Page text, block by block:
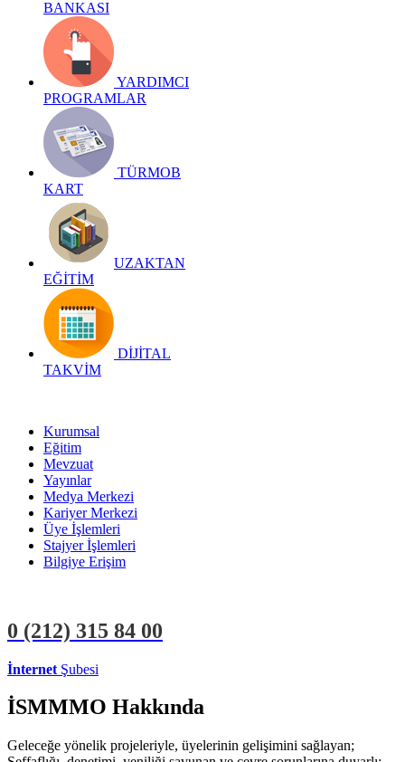
BANKASI
YARDIMCI
PROGRAMLAR
TÜRMOB
KART
UZAKTAN
EĞİTİM
DİJİTAL
TAKVİM
Kurumsal
Eğitim
Mevzuat
Yayınlar
Medya Merkezi
Kariyer Merkezi
Üye İşlemleri
Stajyer İşlemleri
Bilgiye Erişim
0 (212) 315 84 00
İnternet Şubesi
İSMMMO Hakkında
Geleceğe yönelik projeleriyle, üyelerinin gelişimini sağlayan;